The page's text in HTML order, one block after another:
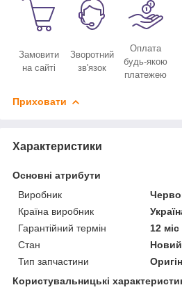
Замовити
на сайті
Зворотний
зв'язок
Оплата
будь-якою
платежею
Приховати
Характеристики
Основні атрибути
Виробник
Країна виробник
Гарантійний термін
12 міс
Стан
Новий
Тип запчастини
Користувальницькі